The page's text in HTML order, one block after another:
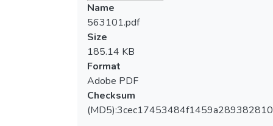
Name
563101.pdf
Size
185.14 KB
Format
Adobe PDF
Checksum